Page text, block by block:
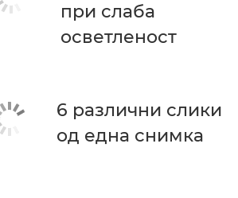
при слаба
осветленост
6 различни слики
од една снимка